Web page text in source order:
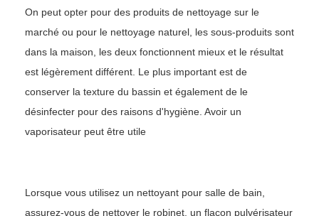
On peut opter pour des produits de nettoyage sur le
marché ou pour le nettoyage naturel, les sous-produits sont
dans la maison, les deux fonctionnent mieux et le résultat
est légèrement différent. Le plus important est de
conserver la texture du bassin et également de le
désinfecter pour des raisons d'hygiène. Avoir un
vaporisateur peut être utile
Lorsque vous utilisez un nettoyant pour salle de bain,
assurez-vous de nettoyer le robinet, un flacon pulvérisateur